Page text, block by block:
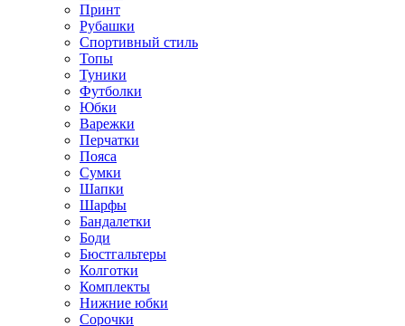
Принт
Рубашки
Спортивный стиль
Топы
Туники
Футболки
Юбки
Варежки
Перчатки
Пояса
Сумки
Шапки
Шарфы
Бандалетки
Боди
Бюстгальтеры
Колготки
Комплекты
Нижние юбки
Сорочки